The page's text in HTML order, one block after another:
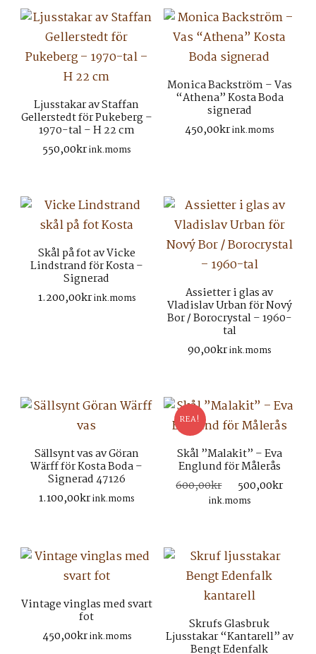
Ljusstakar av Staffan
Gellerstedt för Pukeberg –
1970-tal – H 22 cm
550,00krink.moms
Monica Backström – Vas
“Athena” Kosta Boda
signerad
450,00krink.moms
Skål på fot av Vicke
Lindstrand för Kosta –
Signerad
1.200,00krink.moms Assietter i glas av
Vladislav Urban för Nový
Bor / Borocrystal – 1960-
tal
90,00krink.moms
Sällsynt vas av Göran
Wärff för Kosta Boda –
Signerad 47126
1.100,00krink.moms
REA!
Skål ”Malakit” – Eva
Englund för Målerås
600,00kr
Det
ursprungliga
500,00kr
ink.moms
Vintage vinglas med svart
fot
450,00krink.moms
Skrufs Glasbruk
Ljusstakar “Kantarell” av
Bengt Edenfalk